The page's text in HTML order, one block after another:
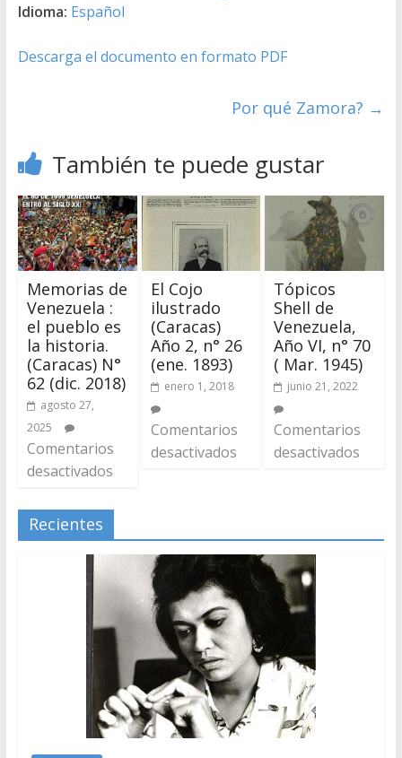
Idioma: Español
Descarga el documento en formato PDF
Por qué Zamora? →
También te puede gustar
Memorias de
Venezuela :
el pueblo es
la historia.
(Caracas) N°
62 (dic. 2018)
agosto 27,
2025
Comentarios
desactivados
El Cojo
ilustrado
(Caracas)
Año 2, n° 26
(ene. 1893)
enero 1, 2018
Comentarios
desactivados
Tópicos
Shell de
Venezuela,
Año VI, n° 70
( Mar. 1945)
junio 21, 2022
Comentarios
desactivados
Recientes